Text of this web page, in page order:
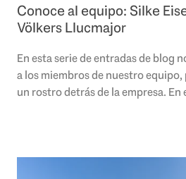
Conoce al equipo: Silke
Völkers Llucmajor
En esta serie de entradas de blog
a los miembros de nuestro
un rostro detrás de la empresa. En